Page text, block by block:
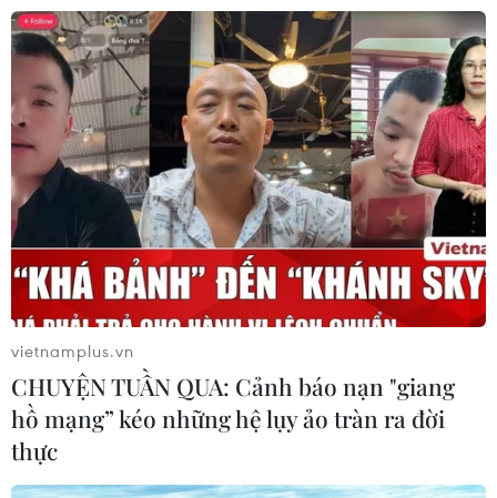
CƠ QUAN CHỦ QUẢN: THÔNG TẤN XÃ VIỆT NAM
Tổng Biên tập: TRẦN TIẾN DUẨN
Phó Tổng Biên tập: NGUYỄN THỊ TÁM, KHÚC THANH
THỦY
Sở hữu trí tuệ
Quy định sử dụng
RSS
Hỗ trợ
Ngôn ngữ
TTXVN
Dịch vụ tin
Quảng cáo
Liên hệ
vietnamplus.vn
CHUYỆN TUẦN QUA: Cảnh báo nạn "giang
hồ mạng” kéo những hệ lụy ảo tràn ra đời
thực